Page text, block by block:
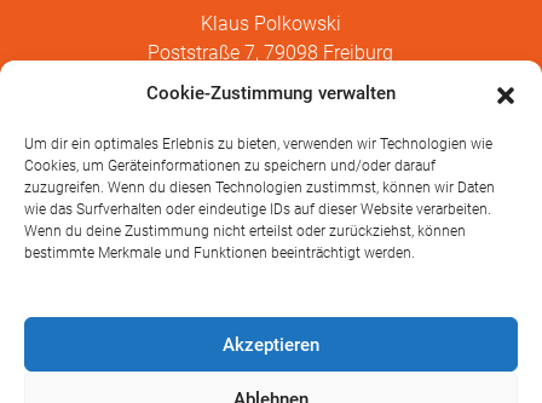
Cookie-Zustimmung verwalten
Um dir ein optimales Erlebnis zu bieten, verwenden wir Technologien wie
Cookies, um Geräteinformationen zu speichern und/oder darauf
zuzugreifen. Wenn du diesen Technologien zustimmst, können wir Daten
wie das Surfverhalten oder eindeutige IDs auf dieser Website verarbeiten.
Wenn du deine Zustimmung nicht erteilst oder zurückziehst, können
bestimmte Merkmale und Funktionen beeinträchtigt werden.
Akzeptieren
Klaus Polkowski
Poststraße 7, 79098 Freiburg
Germany
KONTAKT
Mobil+49 172 6259068
klaus.polkowski(at)gmail.com
NEWSLETTER